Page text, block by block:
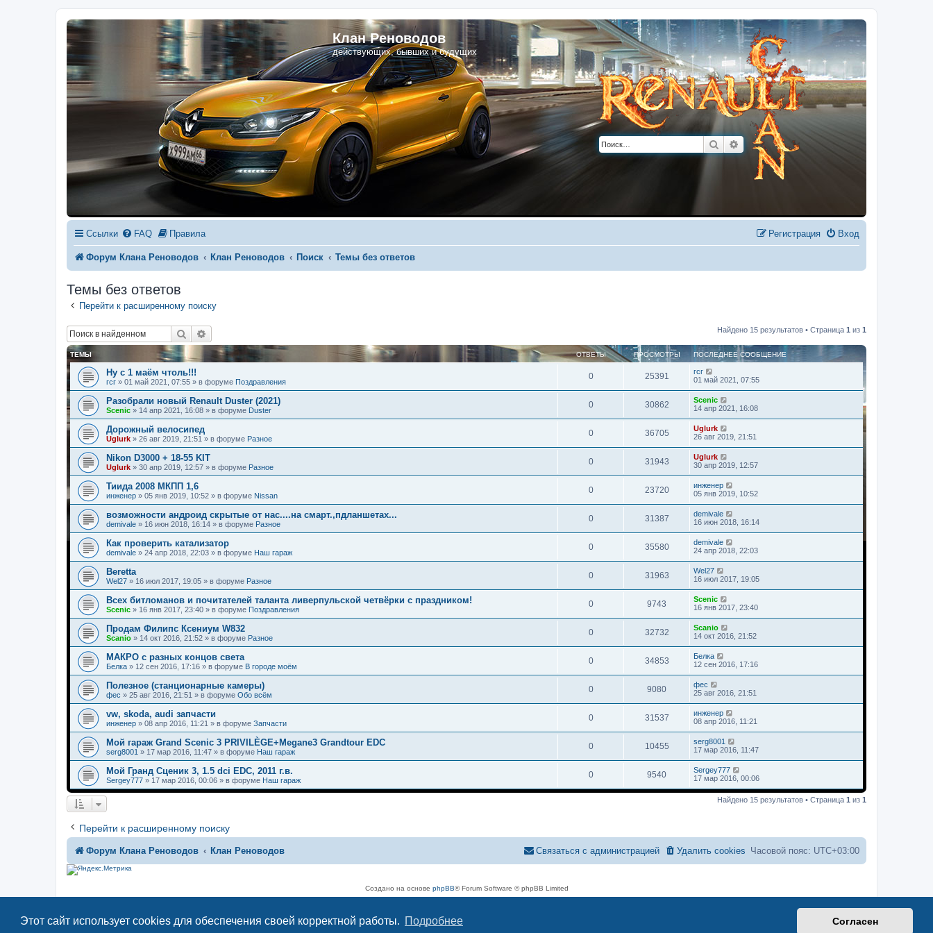
Этот сайт использует cookies для обеспечения своей корректной работы. Подробнее Согласен
Клан Реноводов
действующих, бывших и будущих
Поиск Расширенный поиск
Ссылки FAQ Правила Вход
Регистрация
Форум Клана Реноводов Клан Реноводов Поиск Темы без ответов
Темы без ответов
Перейти к расширенному поиску
Поиск Найдено 15 результатов • Страница 1 из 1
ТЕМЫ ОТВЕТЫ ПРОСМОТРЫ ПОСЛЕДНЕЕ СООБЩЕНИЕ
Ну с 1 маём чтоль!!!
гсг » 01 май 2021, 07:55 » в форуме Поздравления
0 25391
гсг
01 май 2021, 07:55
Разобрали новый Renault Duster (2021)
Scenic » 14 апр 2021, 16:08 » в форуме Duster
0 30862
Scenic
14 апр 2021, 16:08
Дорожный велосипед
Uglurk » 26 авг 2019, 21:51 » в форуме Разное
0 36705
Uglurk
26 авг 2019, 21:51
Nikon D3000 + 18-55 KIT
Uglurk » 30 апр 2019, 12:57 » в форуме Разное
0 31943
Uglurk
30 апр 2019, 12:57
Тиида 2008 МКПП 1,6
инженер » 05 янв 2019, 10:52 » в форуме Nissan
0 23720
инженер
05 янв 2019, 10:52
возможности андроид скрытые от нас....на смарт.,пдланшетах...
demivale » 16 июн 2018, 16:14 » в форуме Разное
0 31387
demivale
16 июн 2018, 16:14
Как проверить катализатор
demivale » 24 апр 2018, 22:03 » в форуме Наш гараж
0 35580
demivale
24 апр 2018, 22:03
Beretta
Wel27 » 16 июл 2017, 19:05 » в форуме Разное
0 31963
Wel27
16 июл 2017, 19:05
Всех битломанов и почитателей таланта ливерпульской четвёрки с праздником!
Scenic » 16 янв 2017, 23:40 » в форуме Поздравления
0 9743
Scenic
16 янв 2017, 23:40
Продам Филипс Ксениум W832
Scanio » 14 окт 2016, 21:52 » в форуме Разное
0 32732
Scanio
14 окт 2016, 21:52
МАКРО с разных концов света
Белка » 12 сен 2016, 17:16 » в форуме В городе моём
0 34853
Белка
12 сен 2016, 17:16
Полезное (станционарные камеры)
фес » 25 авг 2016, 21:51 » в форуме Обо всём
0 9080
фес
25 авг 2016, 21:51
vw, skoda, audi запчасти
инженер » 08 апр 2016, 11:21 » в форуме Запчасти
0 31537
инженер
08 апр 2016, 11:21
Мой гараж Grand Scenic 3 PRIVILÈGE+Megane3 Grandtour EDC
serg8001 » 17 мар 2016, 11:47 » в форуме Наш гараж
0 10455
serg8001
17 мар 2016, 11:47
Мой Гранд Сценик 3, 1.5 dci EDC, 2011 г.в.
Sergey777 » 17 мар 2016, 00:06 » в форуме Наш гараж
0 9540
Sergey777
17 мар 2016, 00:06
Найдено 15 результатов • Страница 1 из 1
Перейти к расширенному поиску
Форум Клана Реноводов Клан Реноводов Часовой пояс: UTC+03:00
Удалить cookies
Связаться с администрацией
Создано на основе phpBB® Forum Software © phpBB Limited